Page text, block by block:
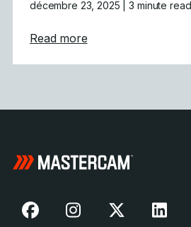
décembre 23, 2025 | 3 minute read
Read moreabout Défi des